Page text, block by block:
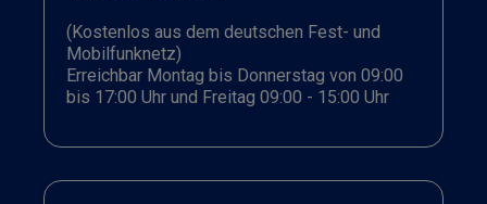
(Kostenlos aus dem deutschen Fest- und
Mobilfunknetz)
Erreichbar Montag bis Donnerstag von 09:00
bis 17:00 Uhr und Freitag 09:00 - 15:00 Uhr